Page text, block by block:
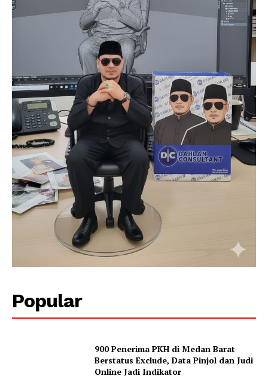
Company
Contact
Popular
900 Penerima PKH di Medan Barat
Berstatus Exclude, Data Pinjol dan Judi
Online Jadi Indikator